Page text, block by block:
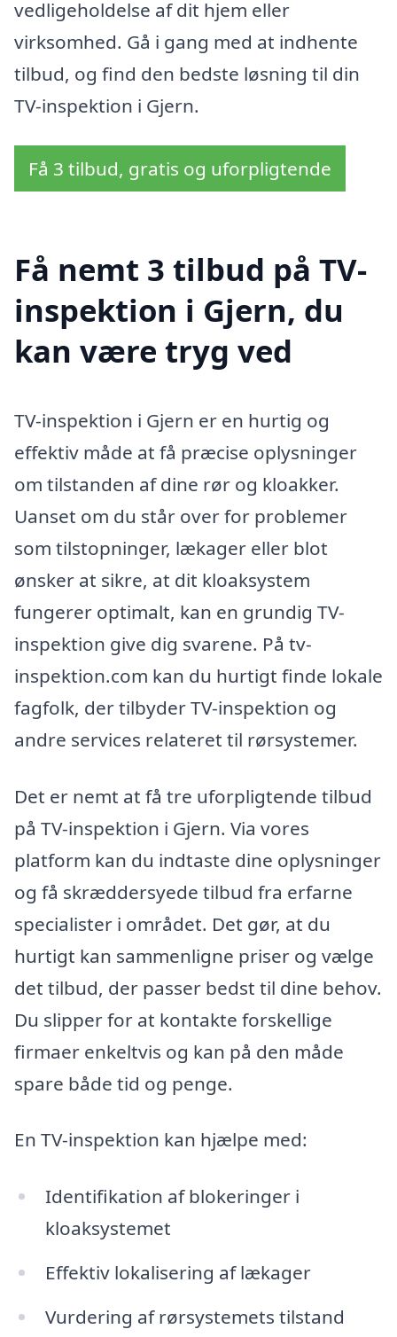
vedligeholdelse af dit hjem eller
virksomhed. Gå i gang med at indhente
tilbud, og find den bedste løsning til din
TV-inspektion i Gjern.
Få 3 tilbud, gratis og uforpligtende
Få nemt 3 tilbud på TV-
inspektion i Gjern, du
kan være tryg ved
TV-inspektion i Gjern er en hurtig og
effektiv måde at få præcise oplysninger
om tilstanden af dine rør og kloakker.
Uanset om du står over for problemer
som tilstopninger, lækager eller blot
ønsker at sikre, at dit kloaksystem
fungerer optimalt, kan en grundig TV-
inspektion give dig svarene. På tv-
inspektion.com kan du hurtigt finde lokale
fagfolk, der tilbyder TV-inspektion og
andre services relateret til rørsystemer.
Det er nemt at få tre uforpligtende tilbud
på TV-inspektion i Gjern. Via vores
platform kan du indtaste dine oplysninger
og få skræddersyede tilbud fra erfarne
specialister i området. Det gør, at du
hurtigt kan sammenligne priser og vælge
det tilbud, der passer bedst til dine behov.
Du slipper for at kontakte forskellige
firmaer enkeltvis og kan på den måde
spare både tid og penge.
En TV-inspektion kan hjælpe med:
Identifikation af blokeringer i
kloaksystemet
Effektiv lokalisering af lækager
Vurdering af rørsystemets tilstand